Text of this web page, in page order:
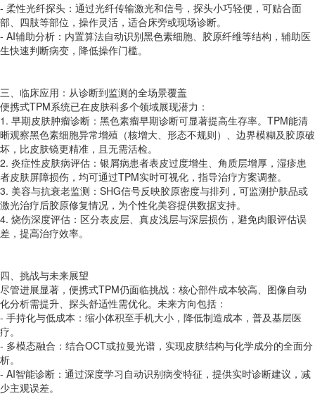
- 柔性光纤探头：通过光纤传输激光和信号，探头小巧轻便，可贴合面
部、四肢等部位，操作灵活，适合床旁或现场诊断。
- AI辅助分析：内置算法自动识别黑色素细胞、胶原纤维等结构，辅助医
生快速判断病变，降低操作门槛。
三、临床应用：从诊断到监测的全场景覆盖
便携式TPM系统已在皮肤科多个领域展现潜力：
1. 早期皮肤肿瘤诊断：黑色素瘤早期诊断可显著提高生存率。TPM能清
晰观察黑色素细胞异常增殖（核增大、形态不规则）、边界模糊及胶原破
坏，比皮肤镜更精准，且无需活检。
2. 炎症性皮肤病评估：银屑病患者表皮过度增生、角质层增厚，湿疹患
者皮肤屏障损伤，均可通过TPM实时可视化，指导治疗方案调整。
3. 美容与抗衰老监测：SHG信号反映胶原密度与排列，可监测护肤品或
激光治疗后胶原修复情况，为个性化美容提供数据支持。
4. 烧伤深度评估：区分表皮层、真皮浅层与深层损伤，避免肉眼评估误
差，提高治疗效率。
四、挑战与未来展望
尽管进展显著，便携式TPM仍面临挑战：核心部件成本较高、图像自动
化分析需提升、探头舒适性需优化。未来方向包括：
- 手持化与低成本：缩小体积至手机大小，降低制造成本，普及基层医
疗。
- 多模态融合：结合OCT或拉曼光谱，实现皮肤结构与化学成分的全面分
析。
- AI智能诊断：通过深度学习自动识别病变特征，提供实时诊断建议，减
少主观误差。